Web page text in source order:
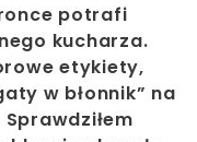
potrafi
kucharza.
etykiety,
w błonnik” na